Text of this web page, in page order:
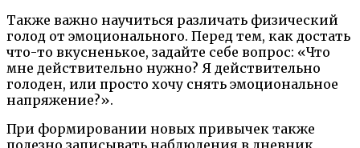
Также важно научиться различать физический
голод от эмоционального. Перед тем, как достать
что-то вкусненькое, задайте себе вопрос: «Что
мне действительно нужно? Я действительно
голоден, или просто хочу снять эмоциональное
напряжение?».
При формировании новых привычек также
полезно записывать наблюдения в дневник